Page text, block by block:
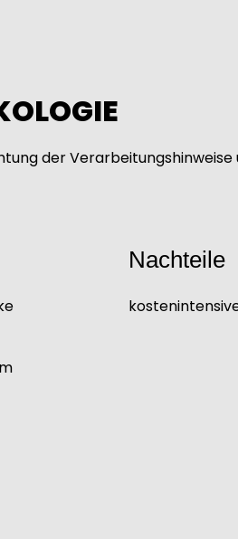
der
Nachteile